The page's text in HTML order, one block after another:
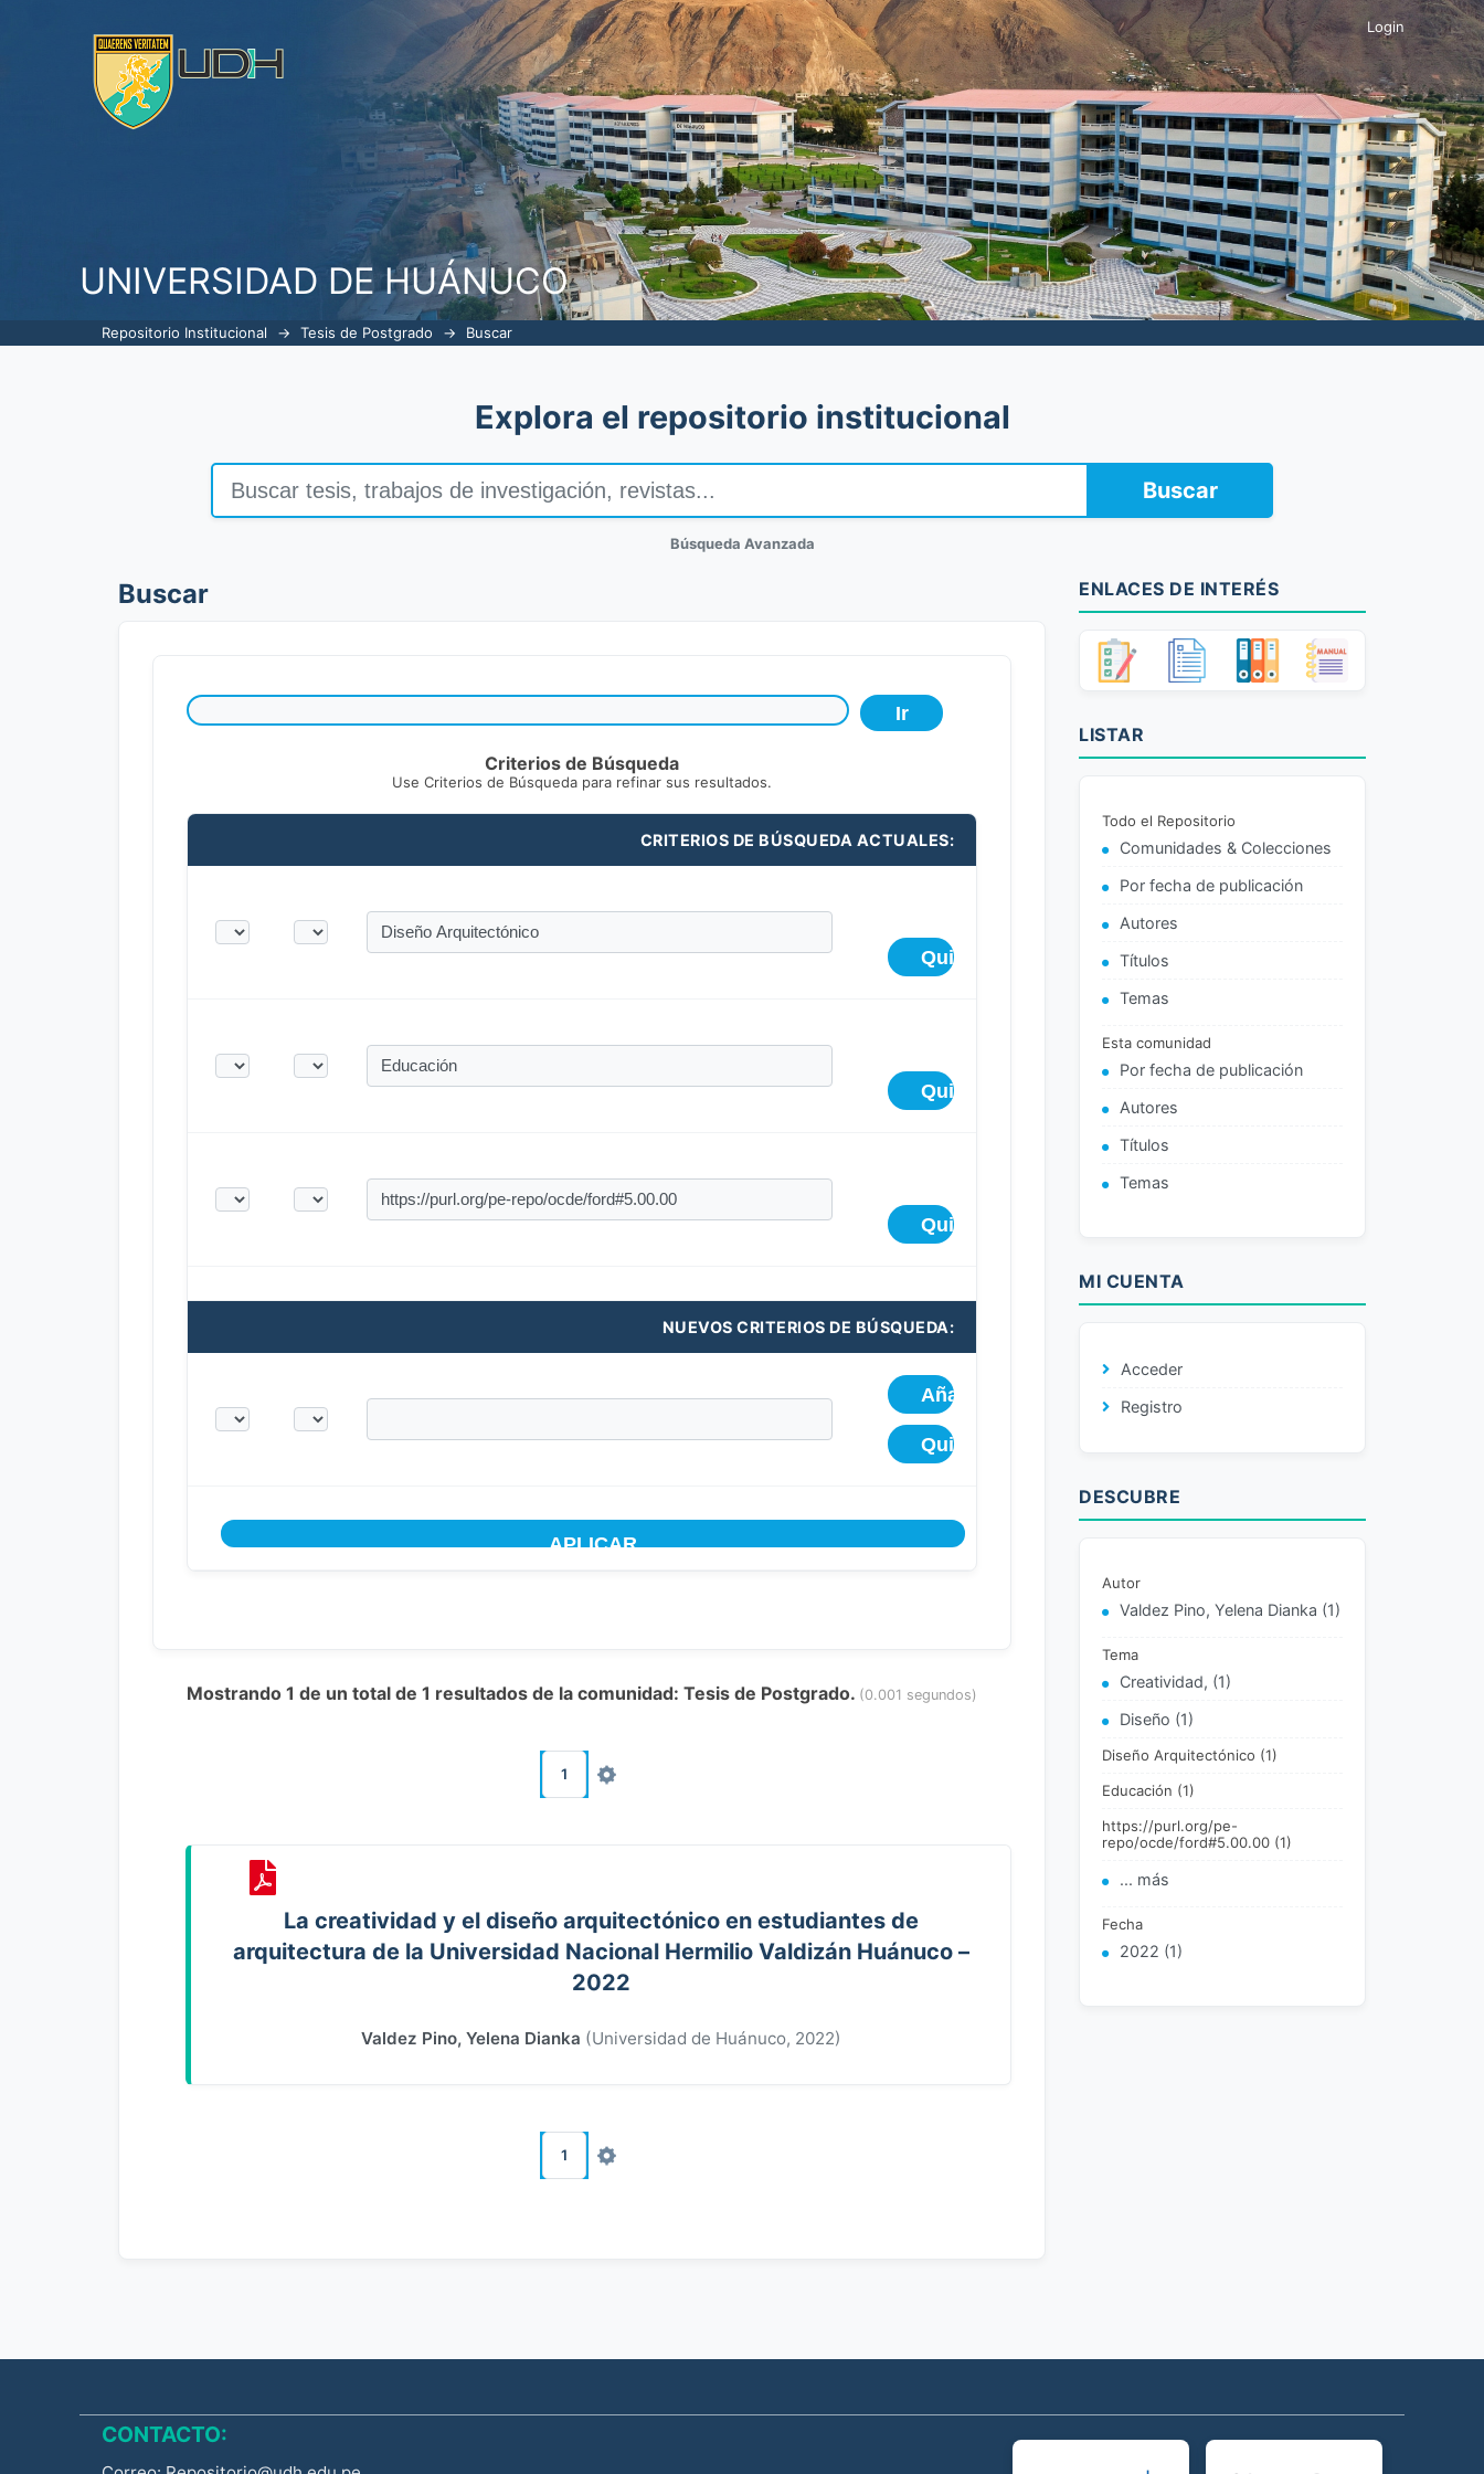
UNIVERSIDAD DE HUÁNUCO
Login
Repositorio Institucional → Tesis de Postgrado → Buscar
Explora el repositorio institucional
Buscar
Búsqueda Avanzada
Buscar
Criterios de Búsqueda
Use Criterios de Búsqueda para refinar sus resultados.
CRITERIOS DE BÚSQUEDA ACTUALES:
NUEVOS CRITERIOS DE BÚSQUEDA:
Mostrando 1 de un total de 1 resultados de la comunidad: Tesis de Postgrado. (0.001 segundos)
1
La creatividad y el diseño arquitectónico en estudiantes de
arquitectura de la Universidad Nacional Hermilio Valdizán Huánuco –
2022
Valdez Pino, Yelena Dianka (Universidad de Huánuco, 2022)
1
ENLACES DE INTERÉS
LISTAR
Todo el Repositorio
Comunidades & Colecciones
Por fecha de publicación
Autores
Títulos
Temas
Esta comunidad
Por fecha de publicación
Autores
Títulos
Temas
MI CUENTA
Acceder
Registro
DESCUBRE
Autor
Valdez Pino, Yelena Dianka (1)
Tema
Creatividad, (1)
Diseño (1)
Diseño Arquitectónico (1)
Educación (1)
https://purl.org/pe-
repo/ocde/ford#5.00.00 (1)
... más
Fecha
2022 (1)
CONTACTO: